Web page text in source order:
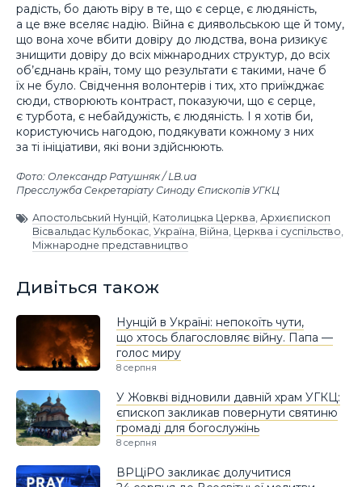
радість, бо дають віру в те, що є серце, є людяність,
а це вже вселяє надію. Війна є диявольською ще й тому,
що вона хоче вбити довіру до людства, вона ризикує
знищити довіру до всіх міжнародних структур, до всіх
об’єднань країн, тому що результати є такими, наче б
їх не було. Свідчення волонтерів і тих, хто приїжджає
сюди, створюють контраст, показуючи, що є серце,
є турбота, є небайдужість, є людяність. І я хотів би,
користуючись нагодою, подякувати кожному з них
за ті ініціативи, які вони здійснюють.
Фото: Олександр Ратушняк / LB.ua
Пресслужба Секретаріату Синоду Єпископів УГКЦ
Апостольський Нунцій Католицька Церква Архиєпископ
Вісвальдас Кульбокас Україна Війна Церква і суспільство
Міжнародне представництво
Дивіться також
Нунцій в Україні: непокоїть чути,
що хтось благословляє війну. Папа —
голос миру
8 серпня
У Жовкві відновили давній храм УГКЦ:
єпископ закликав повернути святиню
громаді для богослужінь
8 серпня
ВРЦіРО закликає долучитися